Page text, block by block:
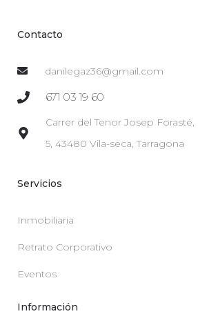
Contacto
danilegaz36@gmail.com
671 03 19 60
Carrer del Tenor Josep Forasté,
5, 43480 Vila-seca, Tarragona
Servicios
Inmobiliaria
Retrato Corporativo
Eventos
Información